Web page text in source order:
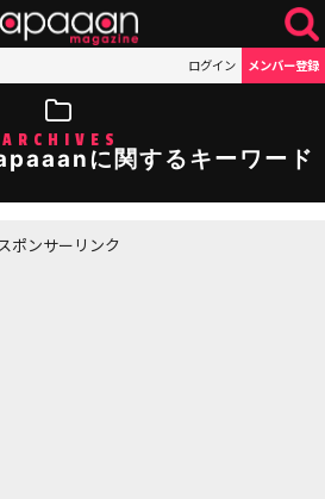
ログイン メンバー登録
ARCHIVES
に関するキーワード
ポンサーリンク